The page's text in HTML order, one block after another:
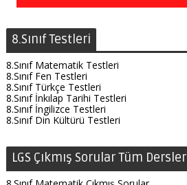
8.Sınıf Testleri
8.Sınıf Matematik Testleri
8.Sınıf Fen Testleri
8.Sınıf Türkçe Testleri
8.Sınıf İnkılap Tarihi Testleri
8.Sınıf İngilizce Testleri
8.Sınıf Din Kültürü Testleri
LGS Çıkmış Sorular Tüm Dersler